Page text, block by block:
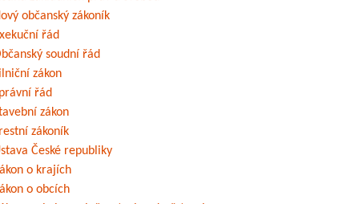
občanský zákoník
řád
soudní řád
zákon
řád
zákon
zákoník
České republiky
o krajích
o obcích